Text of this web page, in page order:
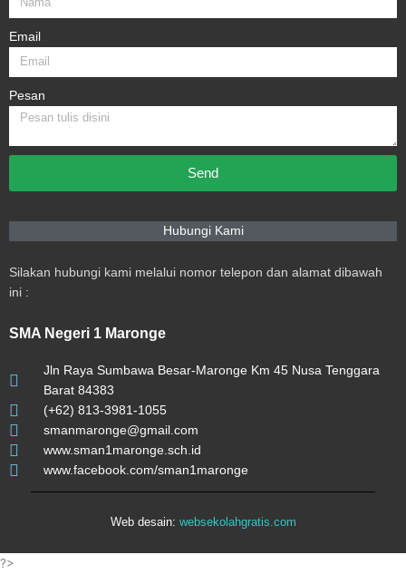
Email
Pesan
Send
Hubungi Kami
Silakan hubungi kami melalui nomor telepon dan alamat dibawah
ini :
SMA Negeri 1 Maronge
Jln Raya Sumbawa Besar-Maronge Km 45 Nusa Tenggara
Barat 84383
(+62) 813-3981-1055
smanmaronge@gmail.com
www.sman1maronge.sch.id
www.facebook.com/sman1maronge
Web desain: websekolahgratis.com
?>